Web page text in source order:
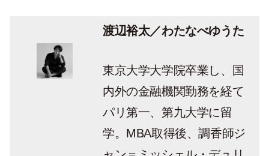
渡辺裕太／わたなべゆうた
東京大学大学院卒業し、国
内外の金融機関勤務を経て
パリ第一、第九大学に留
学。MBA取得後、調香師ジ